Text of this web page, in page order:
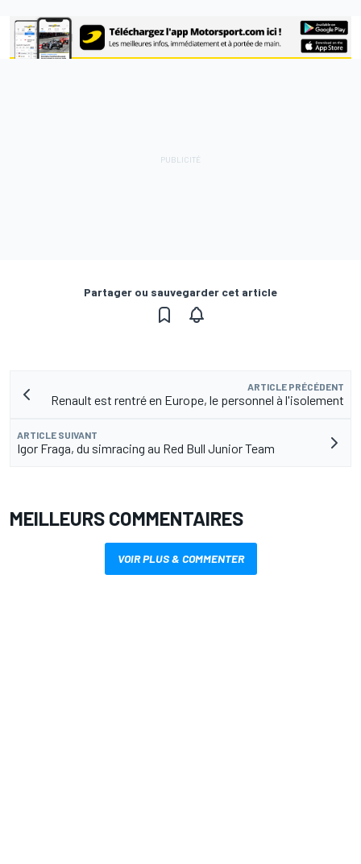
Partager ou sauvegarder cet article
ARTICLE PRÉCÉDENT
Renault est rentré en Europe, le personnel à l'isolement
ARTICLE SUIVANT
Igor Fraga, du simracing au Red Bull Junior Team
MEILLEURS COMMENTAIRES
VOIR PLUS & COMMENTER